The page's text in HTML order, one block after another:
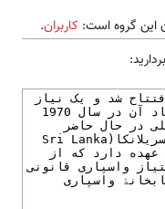
این گروه است: کاربران.